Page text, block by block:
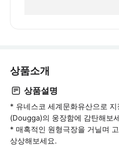
상품소개
상품설명
* 유네스코 세계문화유산으로
(Dougga)의 웅장함에 감탄해보
* 매혹적인 원형극장을 거닐며
상상해보세요.